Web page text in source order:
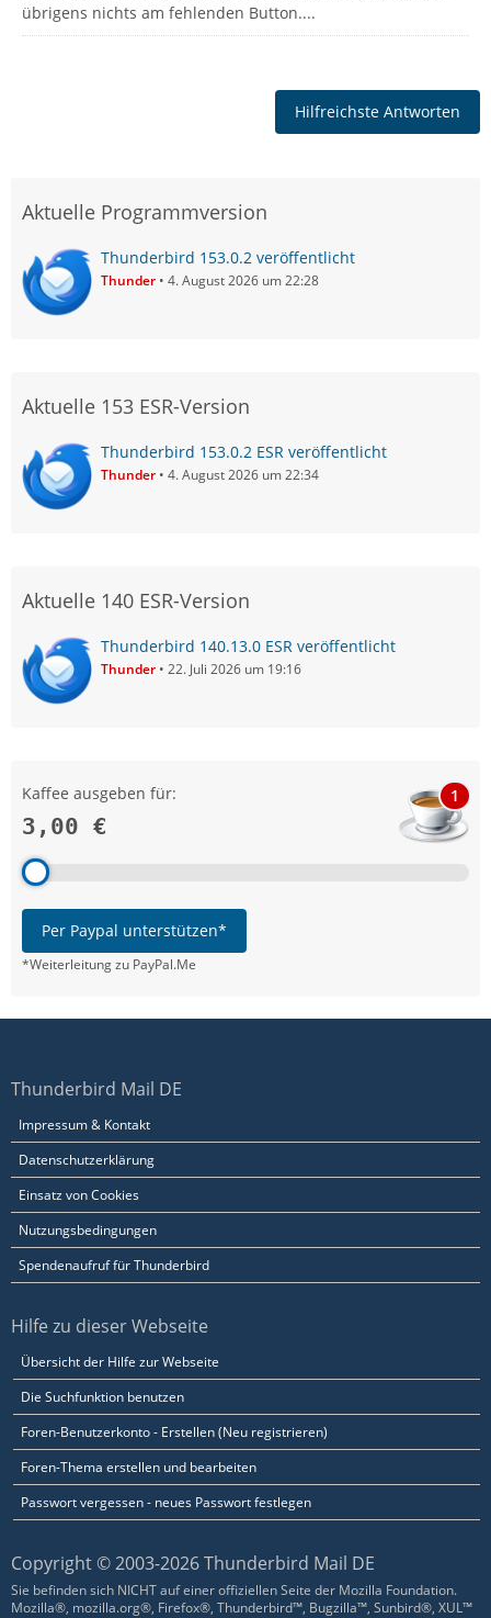
übrigens nichts am fehlenden Button....
Hilfreichste Antworten
Aktuelle Programmversion
Thunderbird 153.0.2 veröffentlicht
Thunder 4. August 2026 um 22:28
Aktuelle 153 ESR-Version
Thunderbird 153.0.2 ESR veröffentlicht
Thunder 4. August 2026 um 22:34
Aktuelle 140 ESR-Version
Thunderbird 140.13.0 ESR veröffentlicht
Thunder 22. Juli 2026 um 19:16
Kaffee ausgeben für:
3,00 €
1
Per Paypal unterstützen*
*Weiterleitung zu PayPal.Me
Thunderbird Mail DE
Impressum & Kontakt
Datenschutzerklärung
Einsatz von Cookies
Nutzungsbedingungen
Spendenaufruf für Thunderbird
Hilfe zu dieser Webseite
Übersicht der Hilfe zur Webseite
Die Suchfunktion benutzen
Foren-Benutzerkonto - Erstellen (Neu registrieren)
Foren-Thema erstellen und bearbeiten
Passwort vergessen - neues Passwort festlegen
Copyright © 2003-2026 Thunderbird Mail DE
Sie befinden sich NICHT auf einer offiziellen Seite der Mozilla Foundation.
Mozilla®, mozilla.org®, Firefox®, Thunderbird™, Bugzilla™, Sunbird®, XUL™